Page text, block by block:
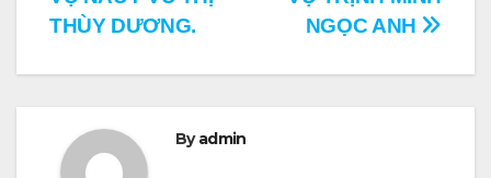
hướng
bài
NGỌC ANH
THÙY DƯƠNG.
Byadmin